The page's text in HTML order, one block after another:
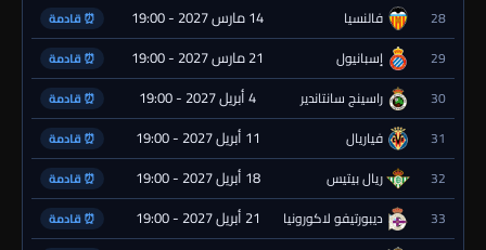
28 فالنسيا 14 مارس 2027 - 19:00 ⏰ قادمة
29 إسبانيول 21 مارس 2027 - 19:00 ⏰ قادمة
30 راسينج سانتاندير 4 أبريل 2027 - 19:00 ⏰ قادمة
31 فياريال 11 أبريل 2027 - 19:00 ⏰ قادمة
32 ريال بيتيس 18 أبريل 2027 - 19:00 ⏰ قادمة
33 ديبورتيفو لاكورونيا 21 أبريل 2027 - 19:00 ⏰ قادمة